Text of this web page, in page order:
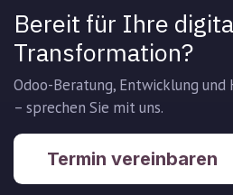
Bereit für Ihre
Transformation?
Odoo-Beratung, Entwicklung und
– sprechen Sie mit uns.
Termin vereinbaren